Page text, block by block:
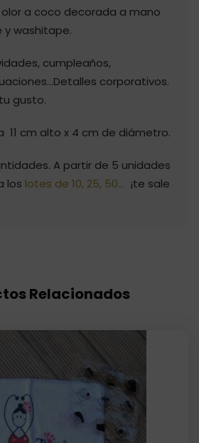
a coco decorada a mano
y washitape.
cumpleaños,
corporativos.
gusto.
11 cm alto x 4 cm de diámetro.
A partir de 5 unidades
los lotes de 10, 25, 50… ¡te sale
Relacionados